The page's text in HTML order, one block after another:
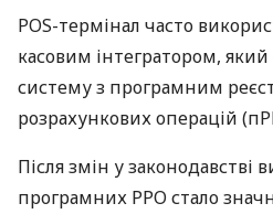
POS-термінал часто
касовим інтегратором, який
систему з програмним
розрахункових операцій
Після змін у законодавстві
програмних РРО стало